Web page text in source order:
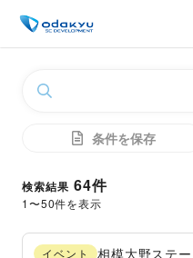
条件を保存
検索結果 64件
1〜50件を表示
イベント 相模大野ステ